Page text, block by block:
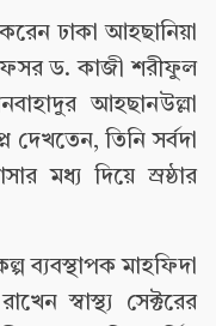
ঢাকা আহছানিয়া
ড. কাজী শরীফুল
আহছানউল্লা
দেখতেন, তিনি সর্বদা
মধ্য দিয়ে স্রষ্ঠার
ব্যবস্থাপক মাহফিদা
স্বাস্থ্য সেক্টরের